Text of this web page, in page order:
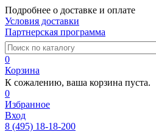
Подробнее о доставке и оплате
Условия доставки
Партнерская программа
0
Корзина
К сожалению, ваша корзина пуста.
0
Избранное
Вход
8 (495) 18-18-200